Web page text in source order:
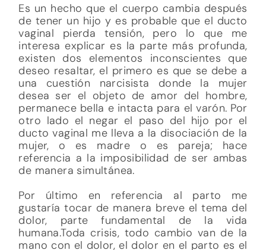
Es un hecho que el cuerpo cambia después
de tener un hijo y es probable que el ducto
vaginal pierda tensión, pero lo que me
interesa explicar es la parte más profunda,
existen dos elementos inconscientes que
deseo resaltar, el primero es que se debe a
una cuestión narcisista donde la mujer
desea ser el objeto de amor del hombre,
permanece bella e intacta para el varón. Por
otro lado el negar el paso del hijo por el
ducto vaginal me lleva a la disociación de la
mujer, o es madre o es pareja; hace
referencia a la imposibilidad de ser ambas
de manera simultánea.
Por último en referencia al parto me
gustaría tocar de manera breve el tema del
dolor, parte fundamental de la vida
humana.Toda crisis, todo cambio van de la
mano con el dolor, el dolor en el parto es el